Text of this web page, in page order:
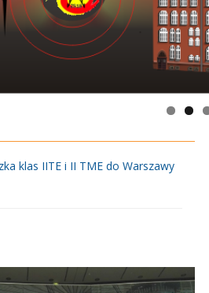
klas IITE i II TME do Warszawy